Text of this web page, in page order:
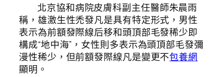
北京協和病院皮膚科副主任醫師朱晨雨
稱，雄激生性禿發凡是具有特定形式，男性
表示為前額發際線后移和頭頂部毛發稀少即
構成“地中海”，女性則多表示為頭頂部毛發彌
漫性稀少，但前額發際線凡是變更不包養網
顯明。